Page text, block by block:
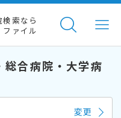
索なら
ファイル
総合病院・大学病
変更